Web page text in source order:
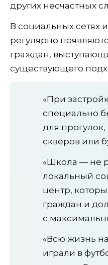
других несчастных
В социальных сетях
регулярно
граждан,
существующего
«При
специально
для
скверов или
«Школа — не
локальный
центр,
граждан и
с
«Всю жизнь
играли в